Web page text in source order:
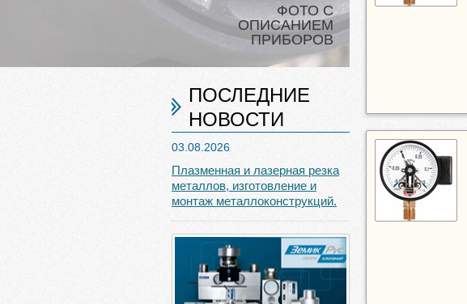
ФОТО С
ОПИСАНИЕМ
ПРИБОРОВ
ПОСЛЕДНИЕ
НОВОСТИ
03.08.2026
Плазменная и лазерная резка
металлов, изготовление и
монтаж металлоконструкций.